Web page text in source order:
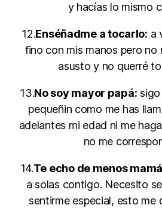
y hacías lo mismo
12.Enséñadme a tocarlo: a
fino con mis manos pero no
asusto y no querré
13.No soy mayor papá:
pequeñin como me has
adelantes mi edad ni me
no me
14.Te echo de menos
a solas contigo. Necesito
sentirme especial, esto me